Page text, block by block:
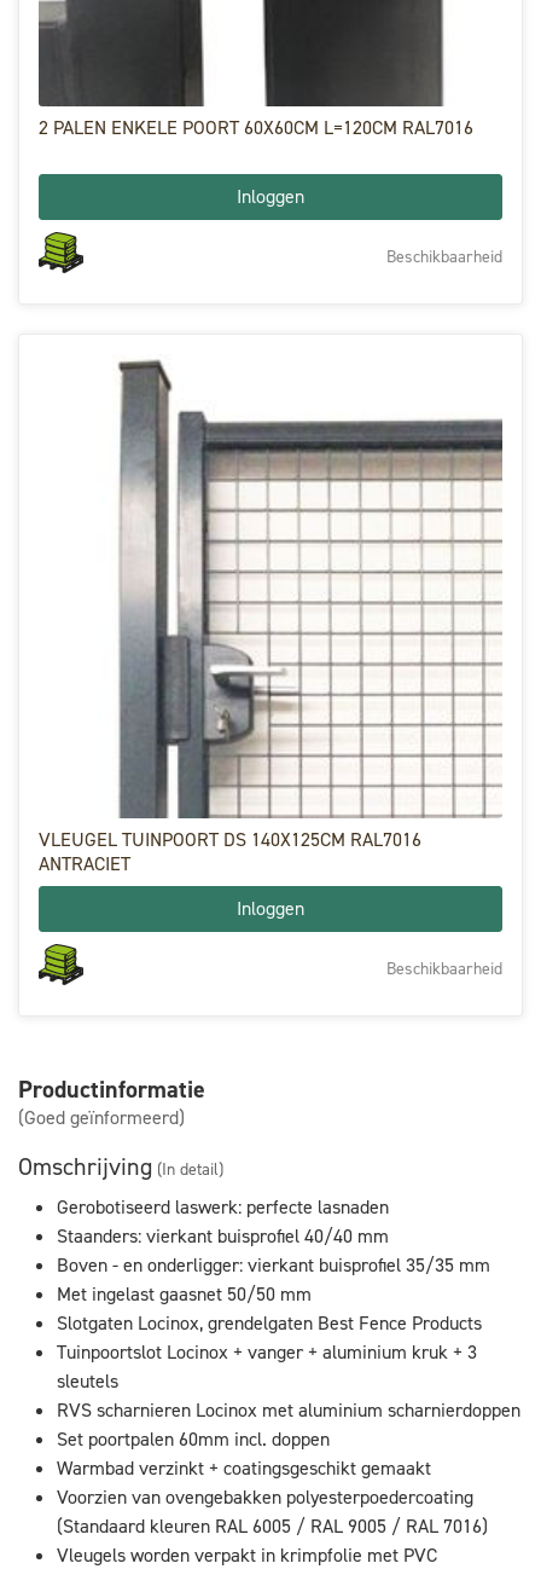
2 PALEN ENKELE POORT 60X60CM L=120CM RAL7016
Inloggen
Beschikbaarheid
VLEUGEL TUINPOORT DS 140X125CM RAL7016
ANTRACIET
Inloggen
Beschikbaarheid
Productinformatie
(Goed geïnformeerd)
Omschrijving (In detail)
Gerobotiseerd laswerk: perfecte lasnaden
Staanders: vierkant buisprofiel 40/40 mm
Boven - en onderligger: vierkant buisprofiel 35/35 mm
Met ingelast gaasnet 50/50 mm
Slotgaten Locinox, grendelgaten Best Fence Products
Tuinpoortslot Locinox + vanger + aluminium kruk + 3
sleutels
RVS scharnieren Locinox met aluminium scharnierdoppen
Set poortpalen 60mm incl. doppen
Warmbad verzinkt + coatingsgeschikt gemaakt
Voorzien van ovengebakken polyesterpoedercoating
(Standaard kleuren RAL 6005 / RAL 9005 / RAL 7016)
Vleugels worden verpakt in krimpfolie met PVC